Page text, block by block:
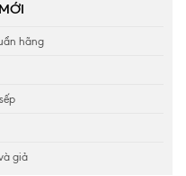
hãng
giả